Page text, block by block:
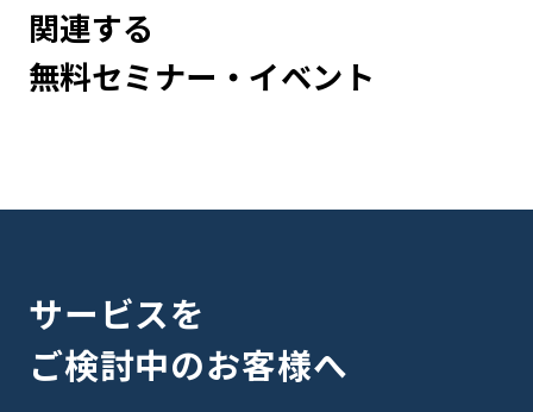
関連する
無料セミナー・イベント
サービスを
ご検討中のお客様へ